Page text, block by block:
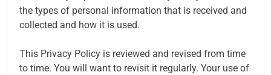
the types of personal information that is received and
collected and how it is used.
This Privacy Policy is reviewed and revised from time
to time. You will want to revisit it regularly. Your use of